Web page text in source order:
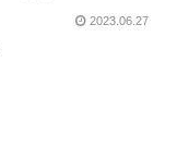
2023.06.27